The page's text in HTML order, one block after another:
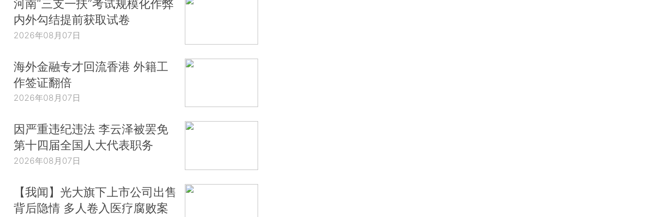
河南“三支一扶”考试规模化作弊
内外勾结提前获取试卷
2026年08月07日
海外金融专才回流香港 外籍工
作签证翻倍
2026年08月07日
因严重违纪违法 李云泽被罢免
第十四届全国人大代表职务
2026年08月07日
【我闻】光大旗下上市公司出售
背后隐情 多人卷入医疗腐败案